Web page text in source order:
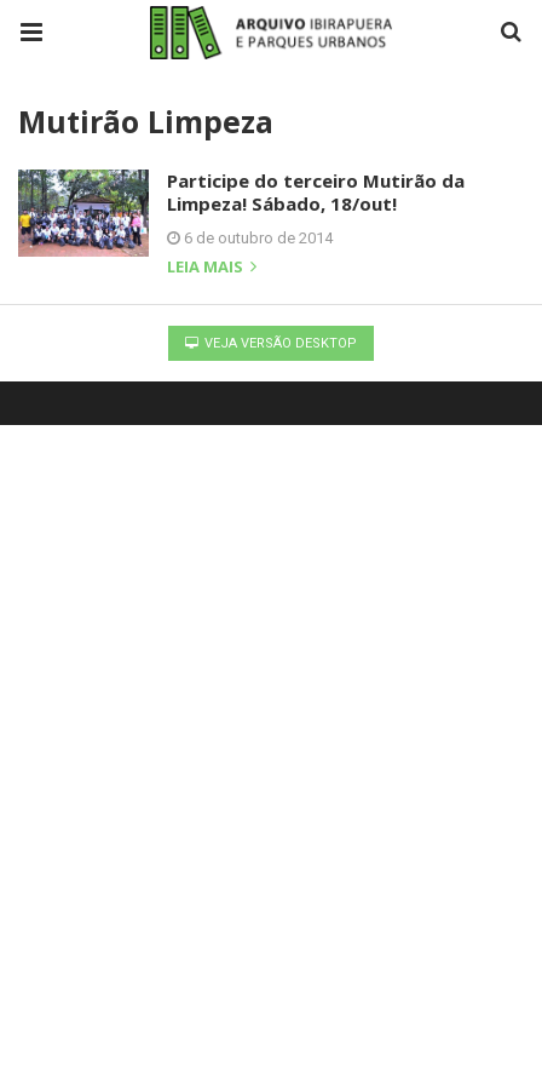
Mutirão Limpeza
Participe do terceiro Mutirão da
Limpeza! Sábado, 18/out!
6 de outubro de 2014
LEIA MAIS
VEJA VERSÃO DESKTOP